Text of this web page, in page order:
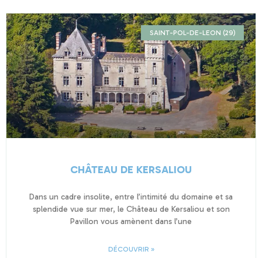
SAINT-POL-DE-LEON (29)
CHÂTEAU DE KERSALIOU
Dans un cadre insolite, entre l’intimité du domaine et sa
splendide vue sur mer, le Château de Kersaliou et son
Pavillon vous amènent dans l’une
DÉCOUVRIR »